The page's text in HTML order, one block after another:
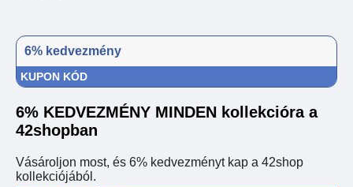
6% kedvezmény
KUPON KÓD
6% KEDVEZMÉNY MINDEN kollekcióra a
42shopban
Vásároljon most, és 6% kedvezményt kap a 42shop
kollekciójából.